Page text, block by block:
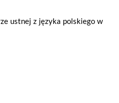
ustnej z języka polskiego w